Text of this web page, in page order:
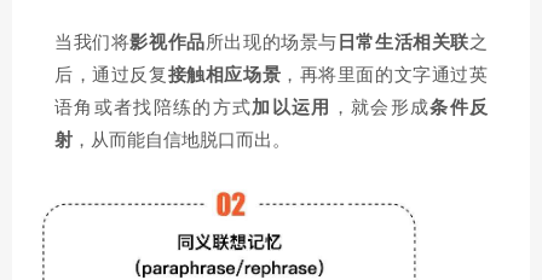
当我们将影视作品所出现的场景与 日常生活相关联之
后，通过反复接触相应场景 ，再将里面的文字通过英
语角或者找陪练的方式加以运用 ，就会形成条件反
射 ，从而能自信地脱口而出。